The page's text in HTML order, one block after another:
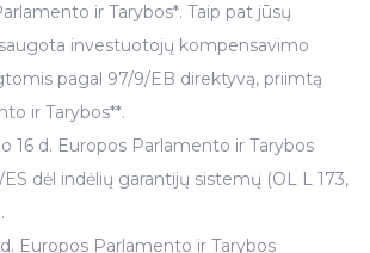
ir Tarybos*. Taip pat jūsų
investuotojų kompensavimo
pagal 97/9/EB direktyvą, priimtą
ir Tarybos**.
16 d. Europos Parlamento ir Tarybos
dėl indėlių garantijų sistemų (OL L 173,
Europos Parlamento ir Tarybos